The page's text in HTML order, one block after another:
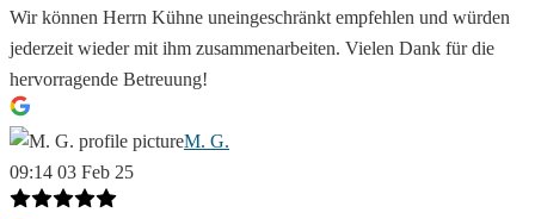
Wir können Herrn Kühne uneingeschränkt empfehlen und würden
jederzeit wieder mit ihm zusammenarbeiten. Vielen Dank für die
hervorragende Betreuung!
M. G.
09:14 03 Feb 25